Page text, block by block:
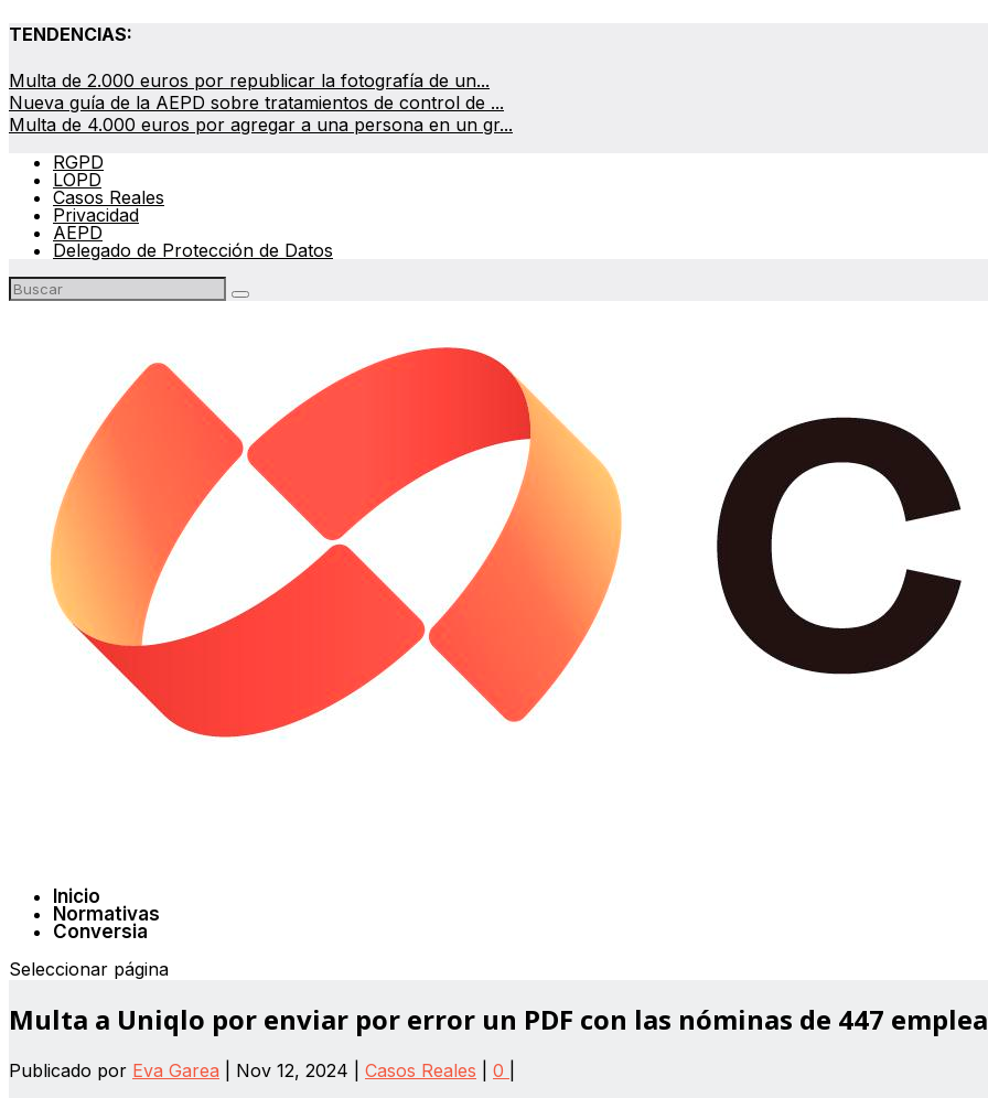
TENDENCIAS:
Multa de 2.000 euros por republicar la fotografía de un...
Nueva guía de la AEPD sobre tratamientos de control de ...
Multa de 4.000 euros por agregar a una persona en un gr...
RGPD
LOPD
Casos Reales
Privacidad
AEPD
Delegado de Protección de Datos
Inicio
Normativas
Conversia
Seleccionar página
Multa a Uniqlo por enviar por error un PDF con las nóminas de 447
Publicado por Eva Garea Nov 12, 2024 Casos Reales 0